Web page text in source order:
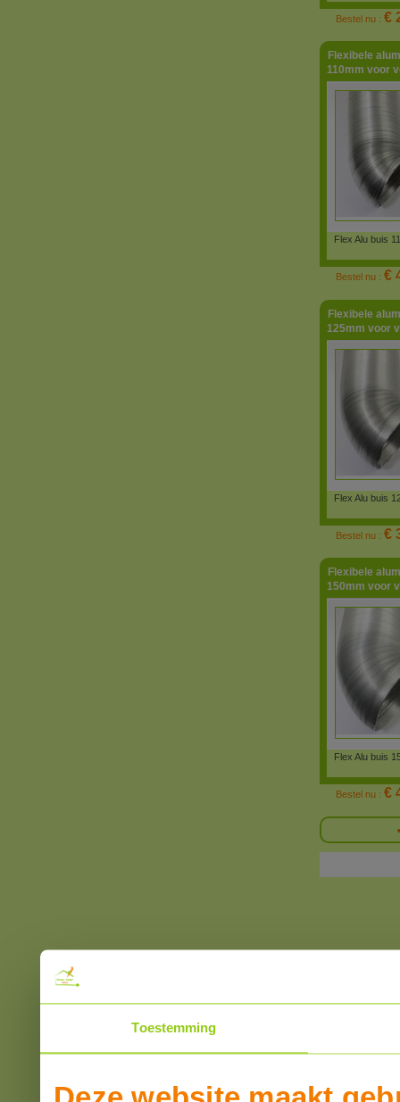
Toestemming
Bestel nu : €
Flexibele
110mm voor
Flex Alu buis
Bestel nu : €
Flexibele
125mm voor
Flex Alu buis
Bestel nu : €
Flexibele
150mm voor
Flex Alu buis
Bestel nu : €